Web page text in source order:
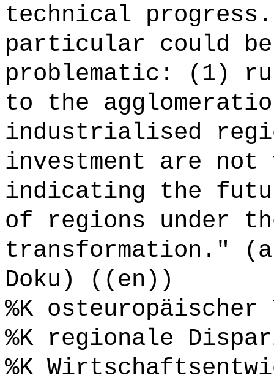
technical
particular could
problematic: (1)
to the
industrialised
investment are
indicating the
of regions under
transformation."
Doku) ((en))
%K
%K regionale
%K